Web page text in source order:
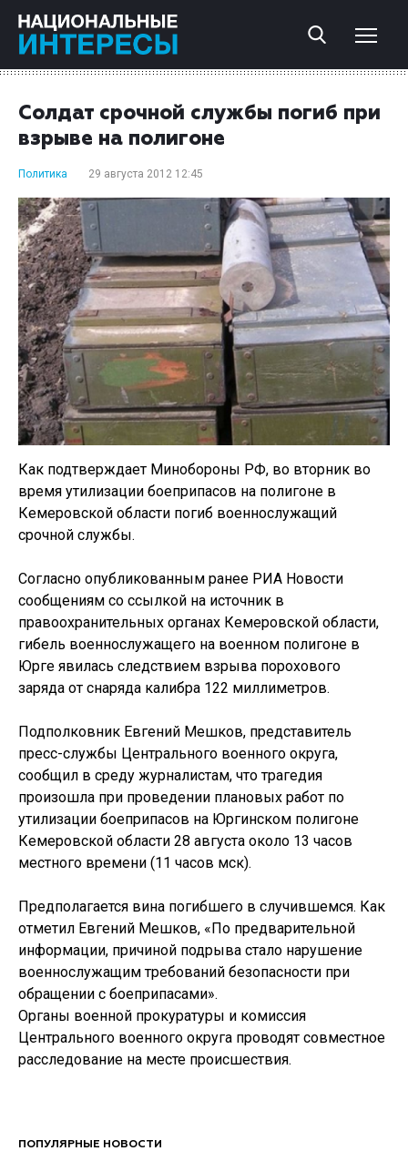
Солдат срочной службы погиб при
взрыве на полигоне
Политика 29 августа 2012 12:45
Как подтверждает Минобороны РФ, во вторник во
время утилизации боеприпасов на полигоне в
Кемеровской области погиб военнослужащий
срочной службы.
Согласно опубликованным ранее РИА Новости
сообщениям со ссылкой на источник в
правоохранительных органах Кемеровской области,
гибель военнослужащего на военном полигоне в
Юрге явилась следствием взрыва порохового
заряда от снаряда калибра 122 миллиметров.
Подполковник Евгений Мешков, представитель
пресс-службы Центрального военного округа,
сообщил в среду журналистам, что трагедия
произошла при проведении плановых работ по
утилизации боеприпасов на Юргинском полигоне
Кемеровской области 28 августа около 13 часов
местного времени (11 часов мск).
Предполагается вина погибшего в случившемся. Как
отметил Евгений Мешков, «По предварительной
информации, причиной подрыва стало нарушение
военнослужащим требований безопасности при
обращении с боеприпасами».
Органы военной прокуратуры и комиссия
Центрального военного округа проводят совместное
расследование на месте происшествия.
ПОПУЛЯРНЫЕ НОВОСТИ